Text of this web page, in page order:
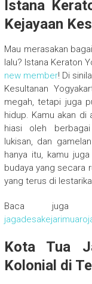
Istana
Kejayaan
Mau merasakan
lalu? Istana Keraton
new member! Di
Kesultanan
megah, tetapi juga
hidup. Kamu akan di
hiasi oleh
lukisan, dan
hanya itu, kamu
budaya yang secara
yang terus di
Baca juga
Kota Tua
Kolonial di